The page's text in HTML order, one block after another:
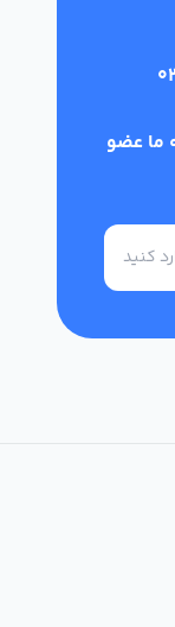
ما عضو